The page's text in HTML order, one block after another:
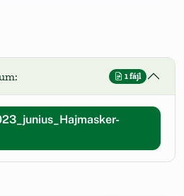
1 fájl